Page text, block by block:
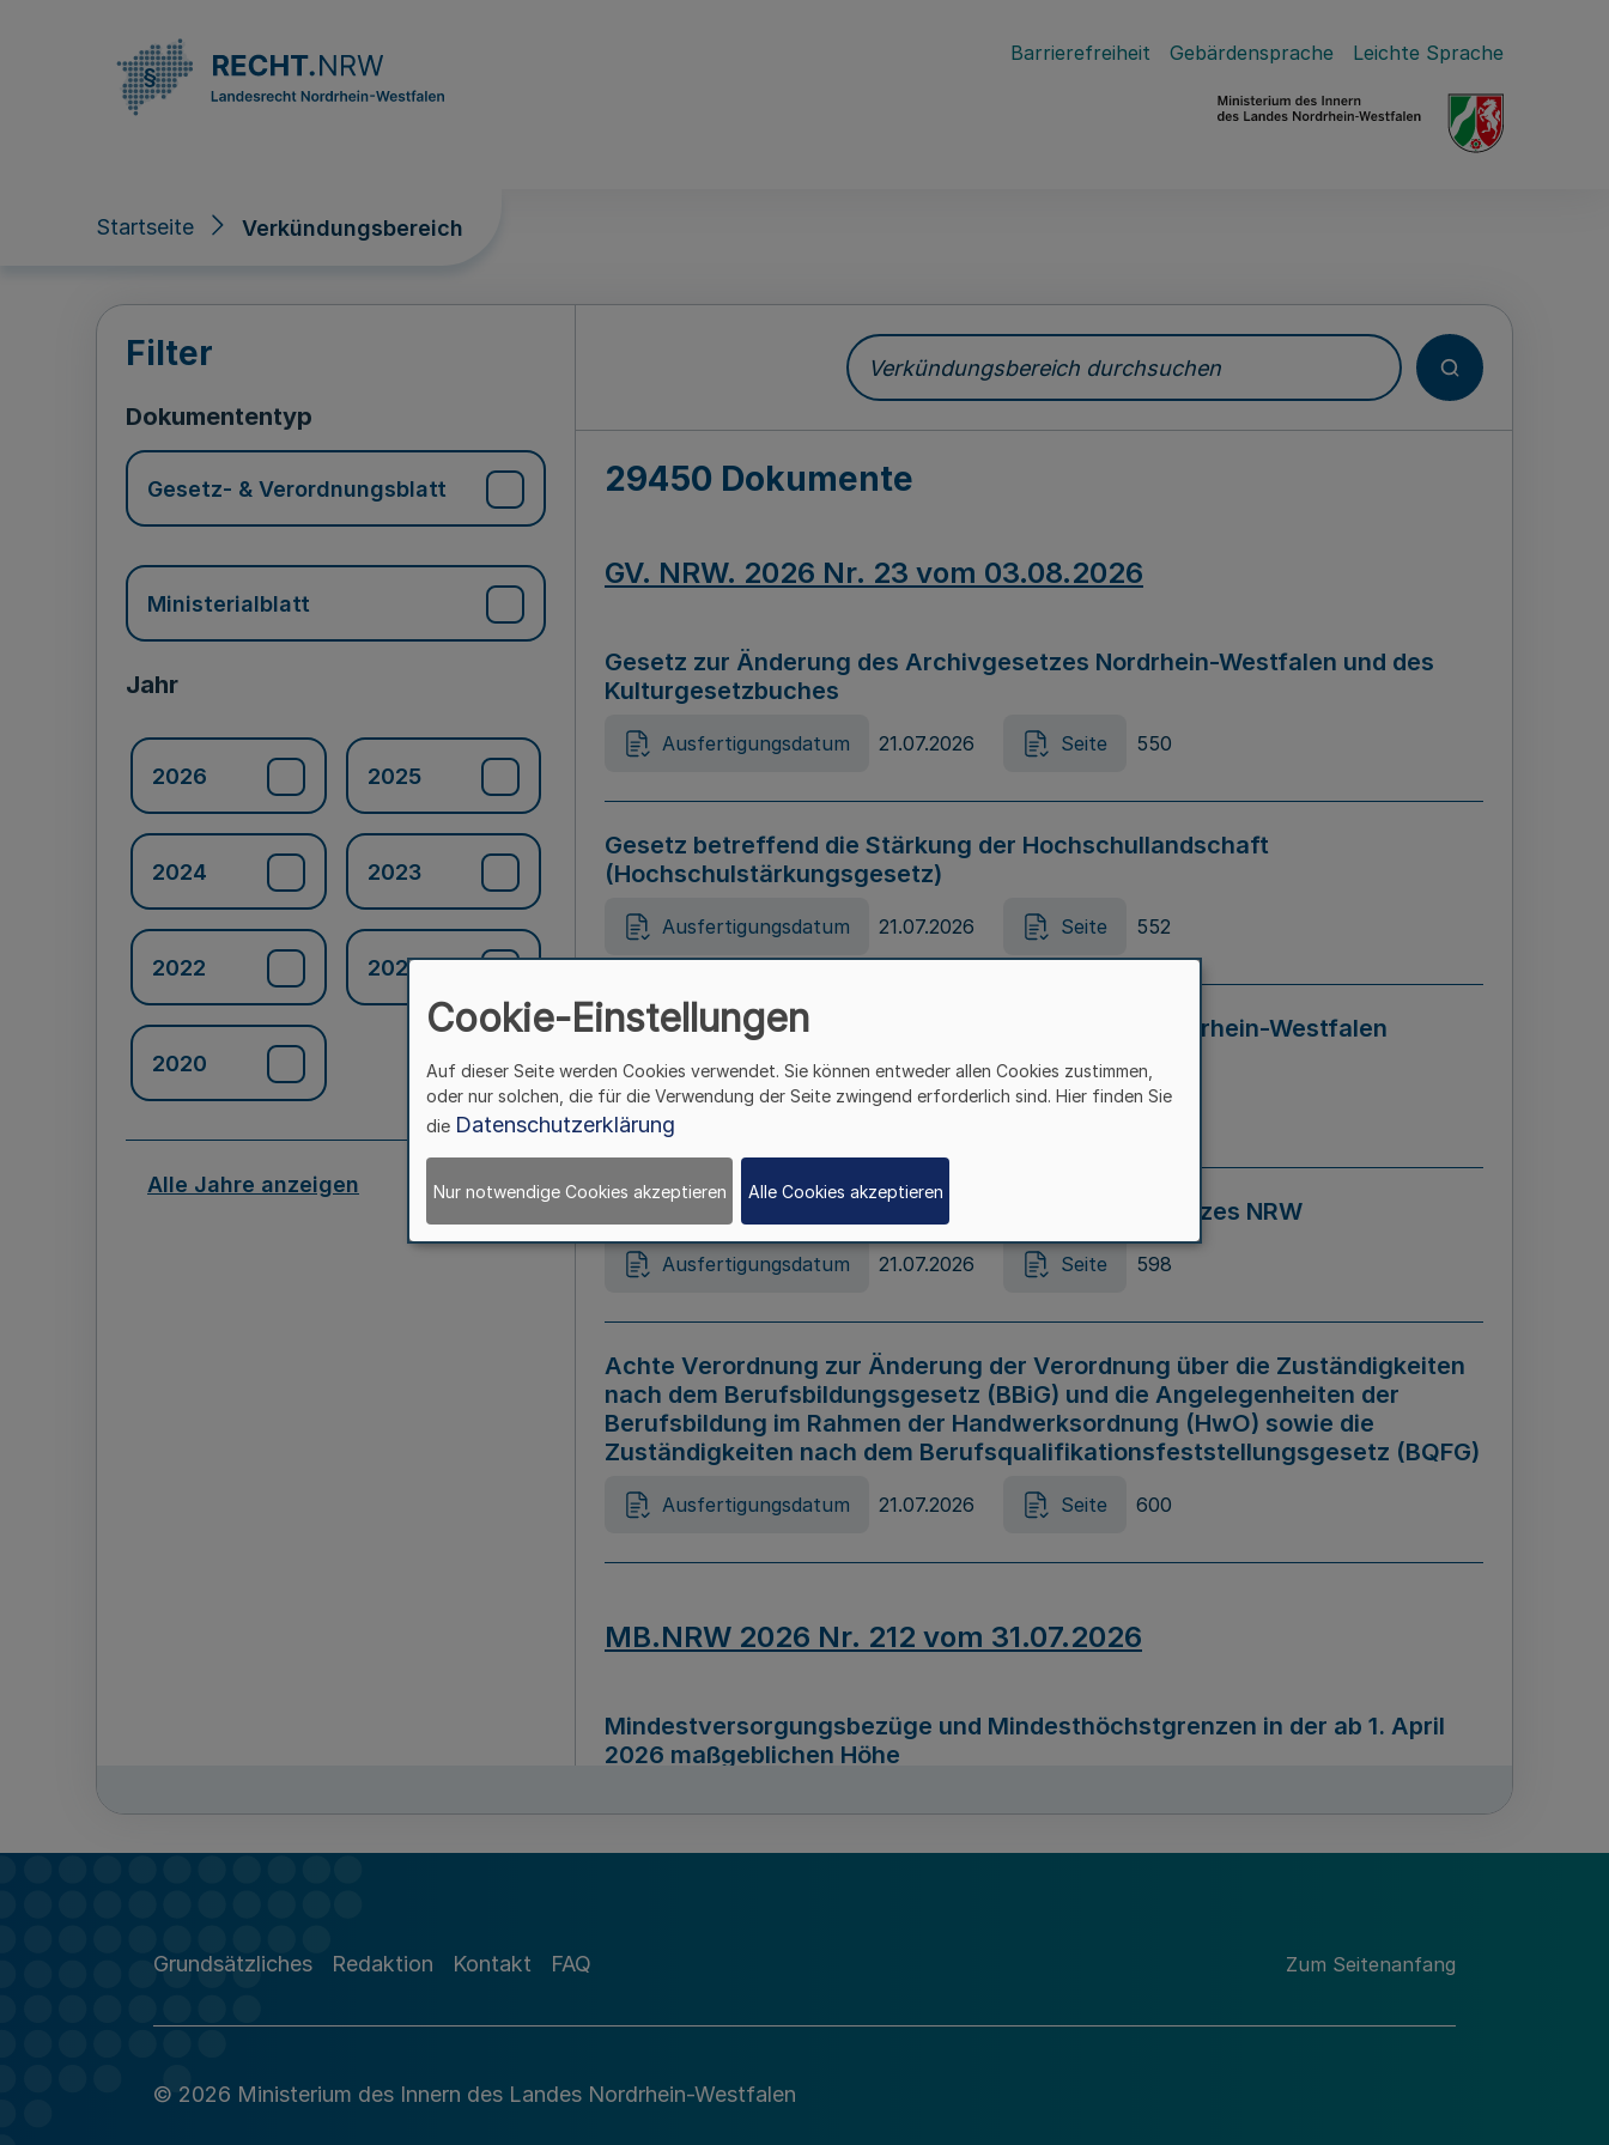
Barrierefreiheit Gebärdensprache Leichte Sprache
Startseite Verkündungsbereich
Verkündungsbereich
Filter
Dokumententyp
Gesetz- & Verordnungsblatt
Ministerialblatt
Jahr
2026 2025
2024 2023
2022 2021
2020
Alle Jahre anzeigen
Verkündungsbereich durchsuchen
29450 Dokumente
GV. NRW. 2026 Nr. 23 vom 03.08.2026
Gesetz zur Änderung des Archivgesetzes Nordrhein-Westfalen und des
Kulturgesetzbuches
Ausfertigungsdatum 21.07.2026 Seite 550
Gesetz betreffend die Stärkung der Hochschullandschaft
(Hochschulstärkungsgesetz)
Ausfertigungsdatum 21.07.2026 Seite 552
Gesetz zur Vermeidung von Diskriminierung in Nordrhein-Westfalen
(Landesantidiskriminierungsgesetz – LADG NRW)
Ausfertigungsdatum 21.07.2026 Seite 595
Gesetz zur Änderung des Online-Casinospiel Gesetzes NRW
Ausfertigungsdatum 21.07.2026 Seite 598
Achte Verordnung zur Änderung der Verordnung über die Zuständigkeiten
nach dem Berufsbildungsgesetz (BBiG) und die Angelegenheiten der
Berufsbildung im Rahmen der Handwerksordnung (HwO) sowie die
Zuständigkeiten nach dem Berufsqualifikationsfeststellungsgesetz (BQFG)
Ausfertigungsdatum 21.07.2026 Seite 600
MB.NRW 2026 Nr. 212 vom 31.07.2026
Mindestversorgungsbezüge und Mindesthöchstgrenzen in der ab 1. April
2026 maßgeblichen Höhe
Richtlinie zur Durchführung des Förderprogramms „Mittelstand Innovativ &
Grundsätzliches Redaktion Kontakt FAQ Zum Seitenanfang
© 2026 Ministerium des Innern des Landes Nordrhein-Westfalen
Cookie-Einstellungen
Auf dieser Seite werden Cookies verwendet. Sie können entweder allen Cookies zustimmen,
oder nur solchen, die für die Verwendung der Seite zwingend erforderlich sind. Hier finden Sie
die Datenschutzerklärung
Nur notwendige Cookies akzeptieren Alle Cookies akzeptieren